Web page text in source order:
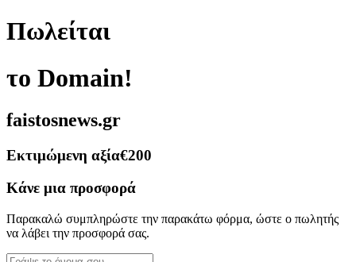
Πωλείται
το Domain!
faistosnews.gr
Εκτιμώμενη αξία€200
Κάνε μια προσφορά
Παρακαλώ συμπληρώστε την παρακάτω φόρμα, ώστε ο πωλητής
να λάβει την προσφορά σας.